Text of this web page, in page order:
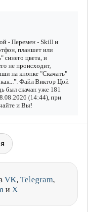
- Перемен - Skill и
планшет или
синего цвета, и
не происходит,
на кнопке "Скачать"
Файл Виктор Цой
был скачан уже 181
(14:44), при
и Вы!
VK, Telegram,
и X